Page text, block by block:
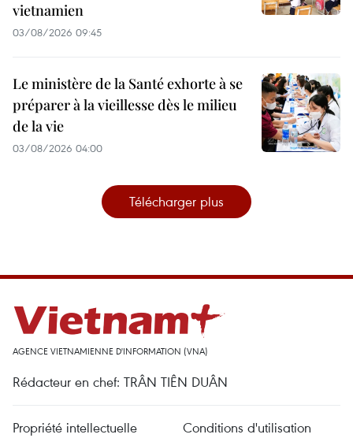
vietnamien
03/08/2026 09:45
Le ministère de la Santé exhorte à se
préparer à la vieillesse dès le milieu
de la vie
03/08/2026 04:00
Télécharger plus
AGENCE VIETNAMIENNE D'INFORMATION (VNA)
Rédacteur en chef: TRÂN TIÊN DUÂN
Propriété intellectuelle Conditions d'utilisation